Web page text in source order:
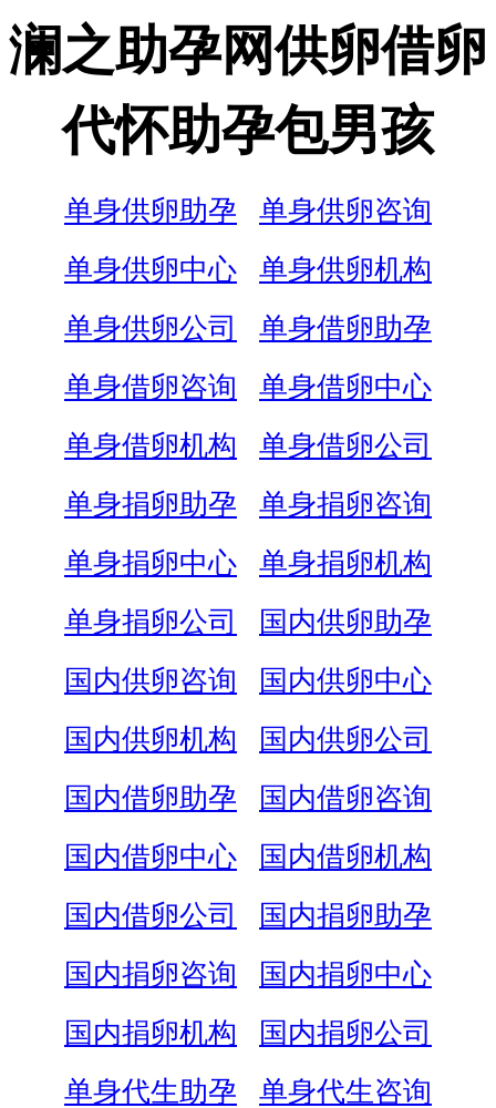
澜之助孕网供卵借卵
代怀助孕包男孩
单身供卵助孕
单身供卵咨询
单身供卵中心
单身供卵机构
单身供卵公司
单身借卵助孕
单身借卵咨询
单身借卵中心
单身借卵机构
单身借卵公司
单身捐卵助孕
单身捐卵咨询
单身捐卵中心
单身捐卵机构
单身捐卵公司
国内供卵助孕
国内供卵咨询
国内供卵中心
国内供卵机构
国内供卵公司
国内借卵助孕
国内借卵咨询
国内借卵中心
国内借卵机构
国内借卵公司
国内捐卵助孕
国内捐卵咨询
国内捐卵中心
国内捐卵机构
国内捐卵公司
单身代生助孕
单身代生咨询